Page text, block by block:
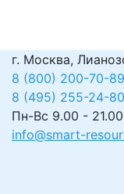
г. Москва,
8 (800) 200-70-
8 (495) 255-24-80
Пн-Вс 9.00 - 21.00
info@smart-